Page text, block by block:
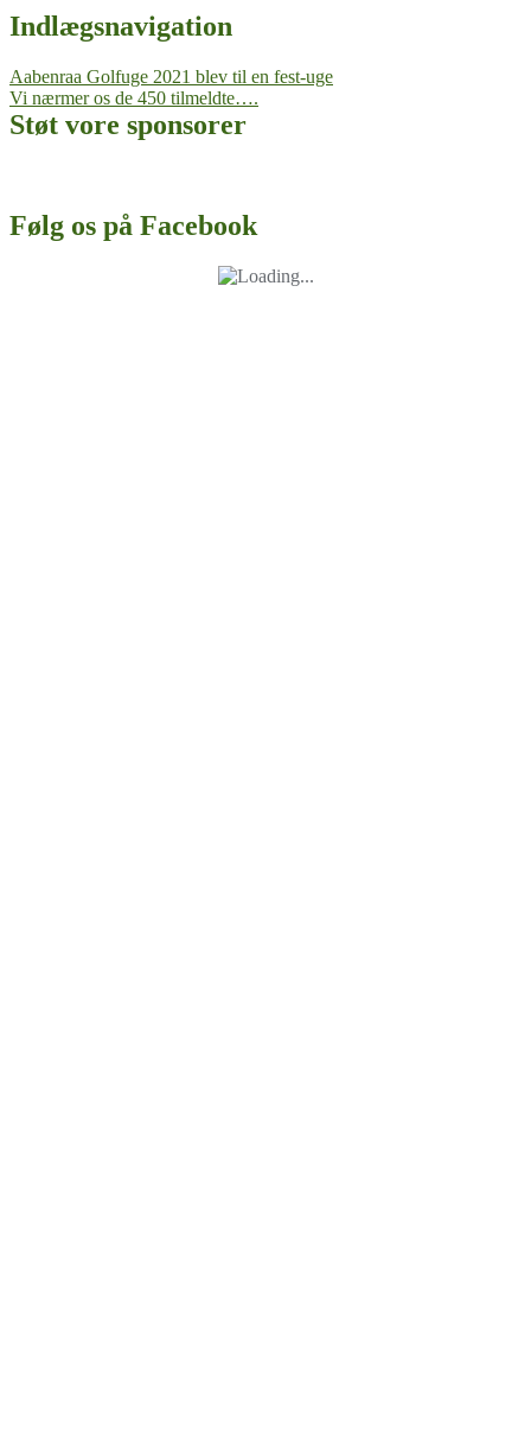
Indlægsnavigation
Aabenraa Golfuge 2021 blev til en fest-uge
Vi nærmer os de 450 tilmeldte….
Støt vore sponsorer
Følg os på Facebook